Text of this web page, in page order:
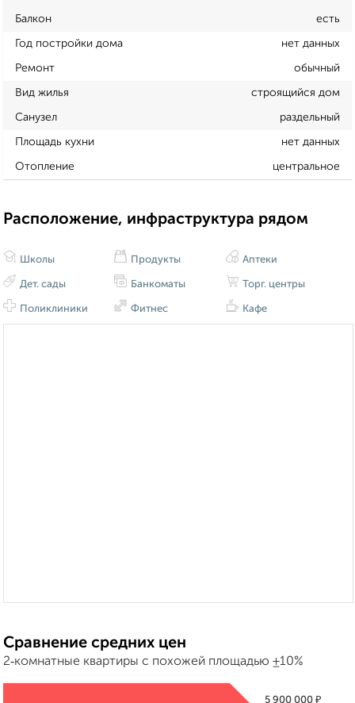
Балкон есть
Год постройки дома нет данных
Ремонт обычный
Вид жилья строящийся дом
Санузел раздельный
Площадь кухни нет данных
Отопление центральное
Расположение, инфраструктура рядом
Школы
Дет. сады
Поликлиники
Продукты
Банкоматы
Фитнес
Аптеки
Торг. центры
Кафе
Сравнение средних цен
2‑комнатные квартиры с похожей площадью ±10%
5 900 000 ₽